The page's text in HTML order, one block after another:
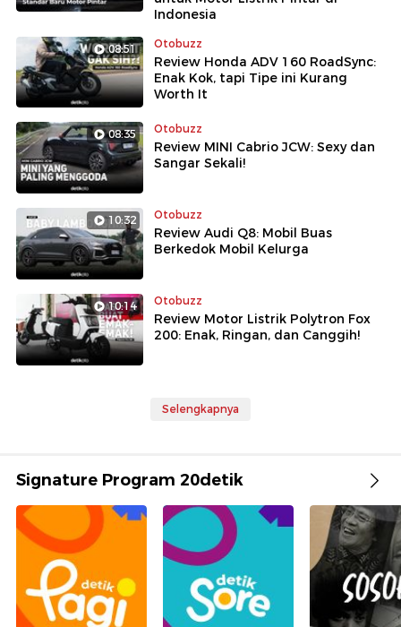
Indonesia
08:51 Otobuzz
Review Honda ADV 160 RoadSync:
Enak Kok, tapi Tipe ini Kurang
Worth It
08:35 Otobuzz
Review MINI Cabrio JCW: Sexy dan
Sangar Sekali!
10:32 Otobuzz
Review Audi Q8: Mobil Buas
Berkedok Mobil Kelurga
10:14 Otobuzz
Review Motor Listrik Polytron Fox
200: Enak, Ringan, dan Canggih!
Selengkapnya
Signature Program 20detik